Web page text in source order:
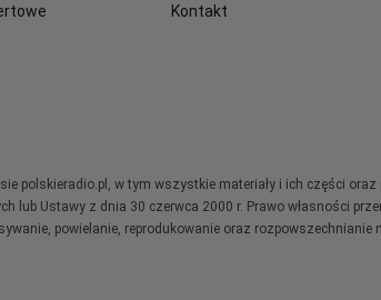
Kontakt
polskieradio.pl, w tym wszystkie materiały i ich części
lub Ustawy z dnia 30 czerwca 2000 r. Prawo własności
powielanie, reprodukowanie oraz